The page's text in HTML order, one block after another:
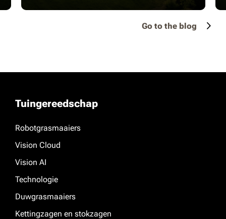
Go to the blog
Tuingereedschap
Robotgrasmaaiers
Vision Cloud
Vision AI
Technologie
Duwgrasmaaiers
Kettingzagen en stokzagen